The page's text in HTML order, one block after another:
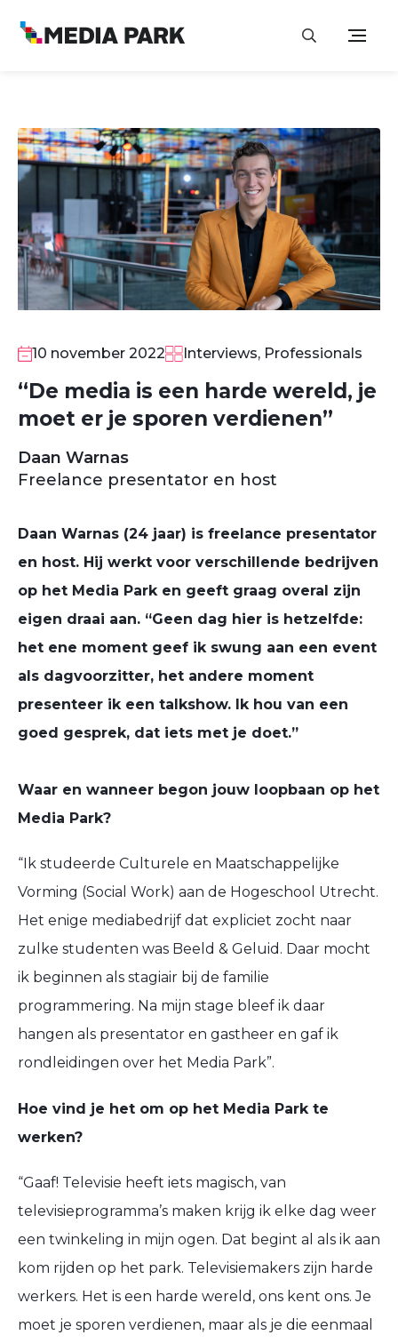
10 november 2022 Interviews, Professionals
“De media is een harde wereld, je
moet er je sporen verdienen”
Daan Warnas
Freelance presentator en host
Daan Warnas (24 jaar) is freelance presentator
en host. Hij werkt voor verschillende bedrijven
op het Media Park en geeft graag overal zijn
eigen draai aan. “Geen dag hier is hetzelfde:
het ene moment geef ik swung aan een event
als dagvoorzitter, het andere moment
presenteer ik een talkshow. Ik hou van een
goed gesprek, dat iets met je doet.”
Waar en wanneer begon jouw loopbaan op het
Media Park?
“Ik studeerde Culturele en Maatschappelijke
Vorming (Social Work) aan de Hogeschool Utrecht.
Het enige mediabedrijf dat expliciet zocht naar
zulke studenten was Beeld & Geluid. Daar mocht
ik beginnen als stagiair bij de familie
programmering. Na mijn stage bleef ik daar
hangen als presentator en gastheer en gaf ik
rondleidingen over het Media Park”.
Hoe vind je het om op het Media Park te
werken?
“Gaaf! Televisie heeft iets magisch, van
televisieprogramma’s maken krijg ik elke dag weer
een twinkeling in mijn ogen. Dat begint al als ik aan
kom rijden op het park. Televisiemakers zijn harde
werkers. Het is een harde wereld, ons kent ons. Je
moet je sporen verdienen, maar als je die eenmaal